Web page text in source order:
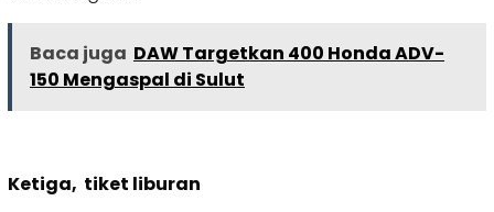
Baca juga DAW Targetkan 400 Honda ADV-
150 Mengaspal di Sulut
Ketiga, tiket liburan